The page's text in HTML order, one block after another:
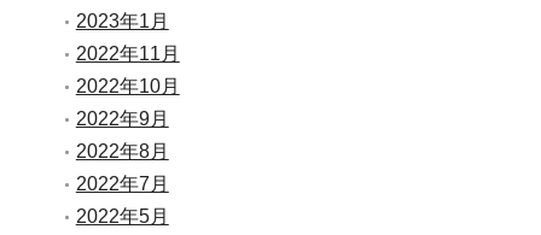
2023年1月
2022年11月
2022年10月
2022年9月
2022年8月
2022年7月
2022年5月